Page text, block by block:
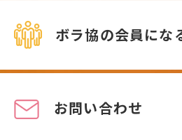
ボラ協の会員にな
お問い合わせ